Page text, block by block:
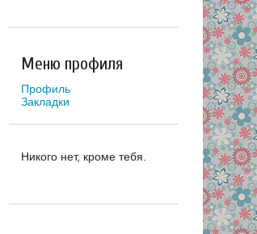
Меню профиля
Профиль
Закладки
Никого нет, кроме тебя.